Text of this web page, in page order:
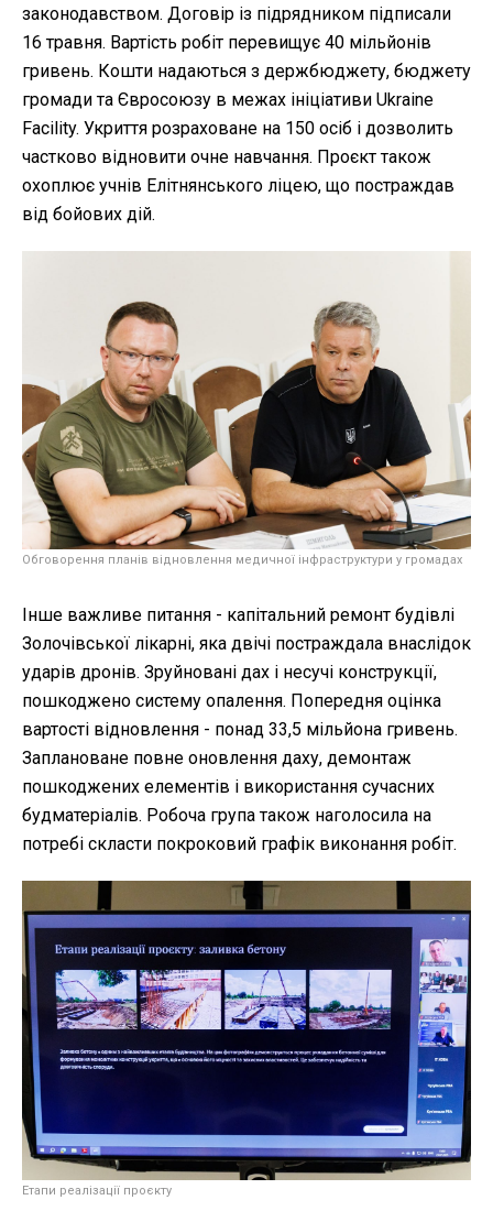
законодавством. Договір із підрядником підписали
16 травня. Вартість робіт перевищує 40 мільйонів
гривень. Кошти надаються з держбюджету, бюджету
громади та Євросоюзу в межах ініціативи Ukraine
Facility. Укриття розраховане на 150 осіб і дозволить
частково відновити очне навчання. Проєкт також
охоплює учнів Елітнянського ліцею, що постраждав
від бойових дій.
Обговорення планів відновлення медичної інфраструктури у громадах
Інше важливе питання - капітальний ремонт будівлі
Золочівської лікарні, яка двічі постраждала внаслідок
ударів дронів. Зруйновані дах і несучі конструкції,
пошкоджено систему опалення. Попередня оцінка
вартості відновлення - понад 33,5 мільйона гривень.
Заплановане повне оновлення даху, демонтаж
пошкоджених елементів і використання сучасних
будматеріалів. Робоча група також наголосила на
потребі скласти покроковий графік виконання робіт.
Етапи реалізації проєкту